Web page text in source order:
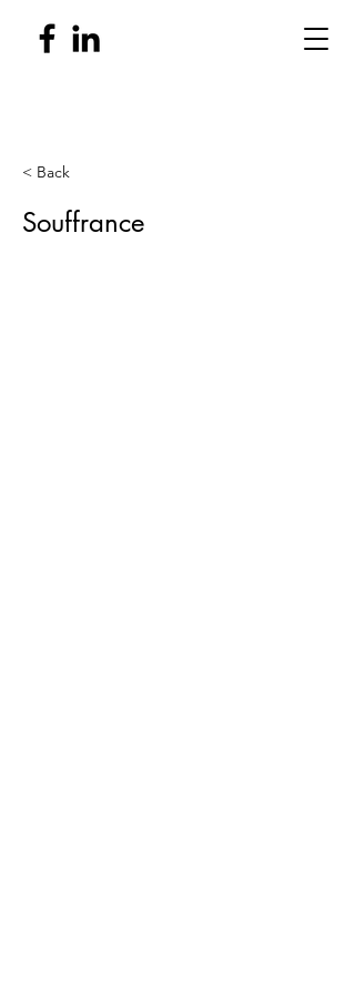
< Back
Souffrance